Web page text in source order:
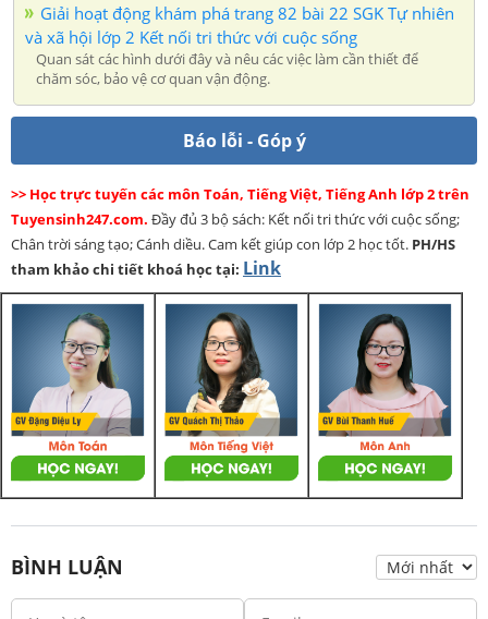
Giải hoạt động khám phá trang 82 bài 22 SGK Tự nhiên
và xã hội lớp 2 Kết nối tri thức với cuộc sống
Quan sát các hình dưới đây và nêu các việc làm cần thiết để
chăm sóc, bảo vệ cơ quan vận động.
Báo lỗi - Góp ý
>> Học trực tuyến các môn Toán, Tiếng Việt, Tiếng Anh lớp 2 trên
Tuyensinh247.com. Đầy đủ 3 bộ sách: Kết nối tri thức với cuộc sống;
Chân trời sáng tạo; Cánh diều. Cam kết giúp con lớp 2 học tốt. PH/HS
tham khảo chi tiết khoá học tại: Link
BÌNH LUẬN